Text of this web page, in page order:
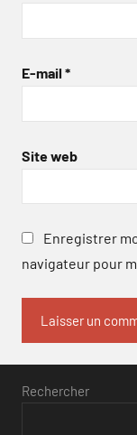
E-mail *
Site web
Enregistrer
navigateur pour
Rechercher